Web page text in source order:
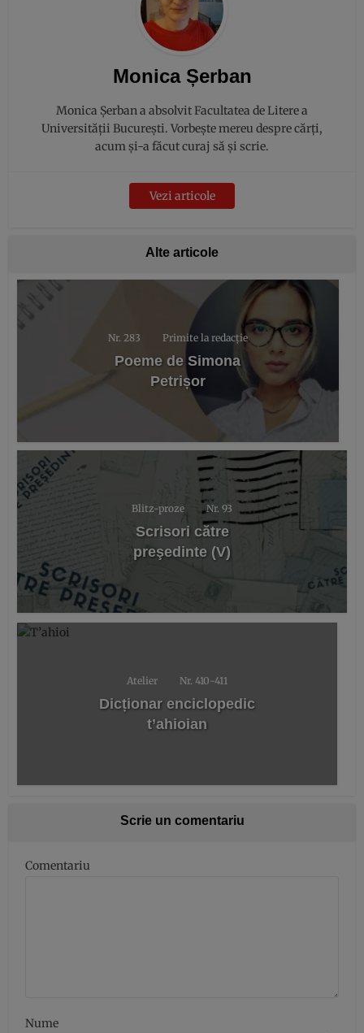
Monica Șerban
Monica Șerban a absolvit Facultatea de Litere a
Universității București. Vorbește mereu despre cărți,
acum și-a făcut curaj să și scrie.
Vezi articole
Alte articole
Nr. 283 Primite la redacție
Poeme de Simona
Petrișor
Blitz-proze Nr. 93
Scrisori către
preşedinte (V)
Atelier Nr. 410-411
Dicționar enciclopedic
t’ahioian
Scrie un comentariu
Comentariu
Nume